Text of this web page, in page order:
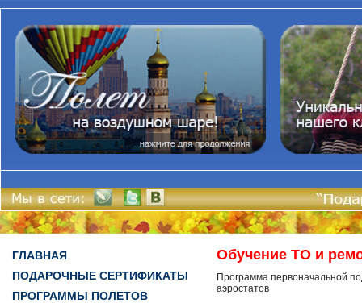
ГЛАВНАЯ
ПОДАРОЧНЫЕ СЕРТИФИКАТЫ
ПРОГРАММЫ ПОЛЕТОВ
Обучение ТО и
Программа первоначальной
аэростатов